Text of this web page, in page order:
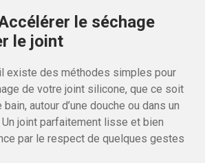
le séchage
le joint
existe des méthodes simples pour
de votre joint silicone, que ce soit
autour d’une douche ou dans un
joint parfaitement lisse et bien
par le respect de quelques gestes